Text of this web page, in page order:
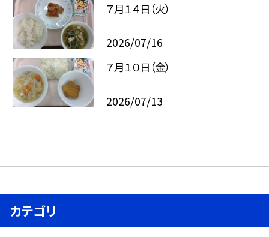
７月１４日（火）
2026/07/16
７月１０日（金）
2026/07/13
カテゴリ